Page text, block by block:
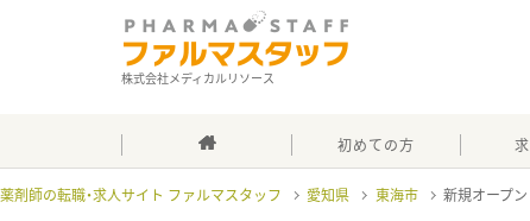
株式会社メディカルリソース
初めての方
薬剤師の転職・求人サイト ファルマスタッフ 愛知県 東海市 新規オープン